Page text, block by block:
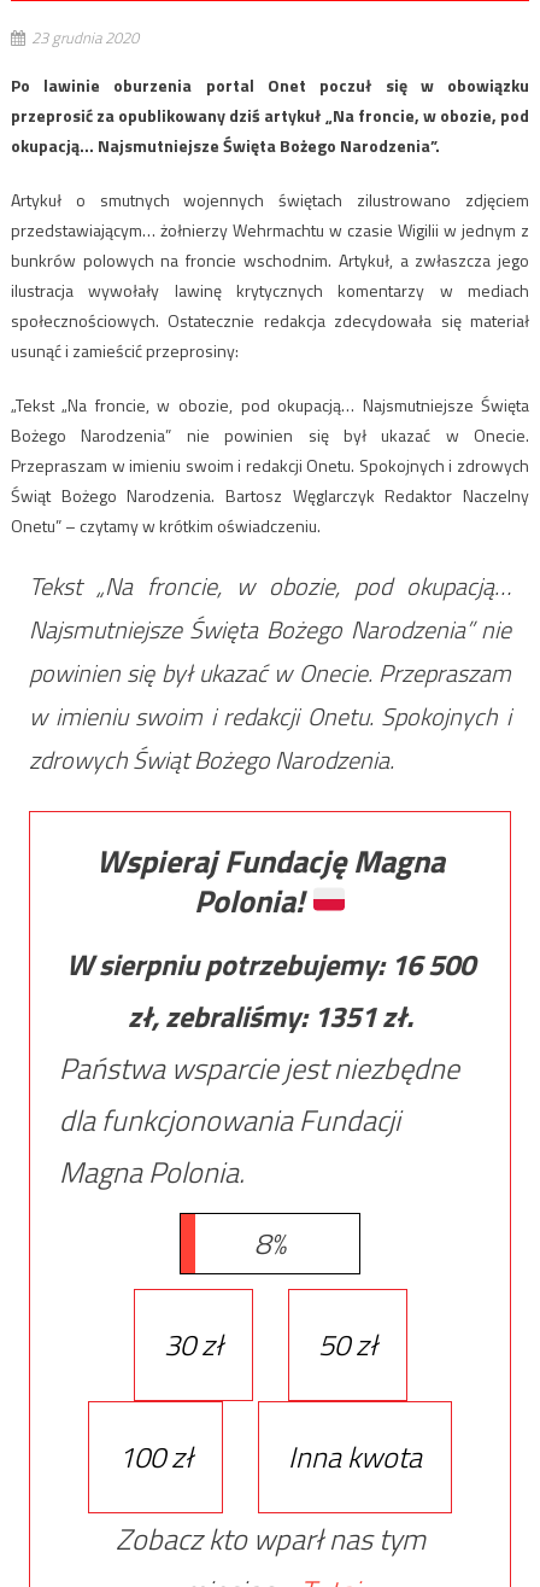
23 grudnia 2020
Po lawinie oburzenia portal Onet poczuł się w obowiązku
przeprosić za opublikowany dziś artykuł „Na froncie, w obozie, pod
okupacją… Najsmutniejsze Święta Bożego Narodzenia”.
Artykuł o smutnych wojennych świętach zilustrowano zdjęciem
przedstawiającym… żołnierzy Wehrmachtu w czasie Wigilii w jednym z
bunkrów polowych na froncie wschodnim. Artykuł, a zwłaszcza jego
ilustracja wywołały lawinę krytycznych komentarzy w mediach
społecznościowych. Ostatecznie redakcja zdecydowała się materiał
usunąć i zamieścić przeprosiny:
„Tekst „Na froncie, w obozie, pod okupacją… Najsmutniejsze Święta
Bożego Narodzenia” nie powinien się był ukazać w Onecie.
Przepraszam w imieniu swoim i redakcji Onetu. Spokojnych i zdrowych
Świąt Bożego Narodzenia. Bartosz Węglarczyk Redaktor Naczelny
Onetu” – czytamy w krótkim oświadczeniu.
Tekst „Na froncie, w obozie, pod okupacją…
Najsmutniejsze Święta Bożego Narodzenia” nie
powinien się był ukazać w Onecie. Przepraszam
w imieniu swoim i redakcji Onetu. Spokojnych i
zdrowych Świąt Bożego Narodzenia.
Wspieraj Fundację Magna
Polonia!
W sierpniu potrzebujemy: 16 500
zł, zebraliśmy: 1351zł.
Państwa wsparcie jest niezbędne
dla funkcjonowania Fundacji
Magna Polonia.
8%
30 zł 50 zł
100 zł
Inna kwota
Zobacz kto wparł nas tym